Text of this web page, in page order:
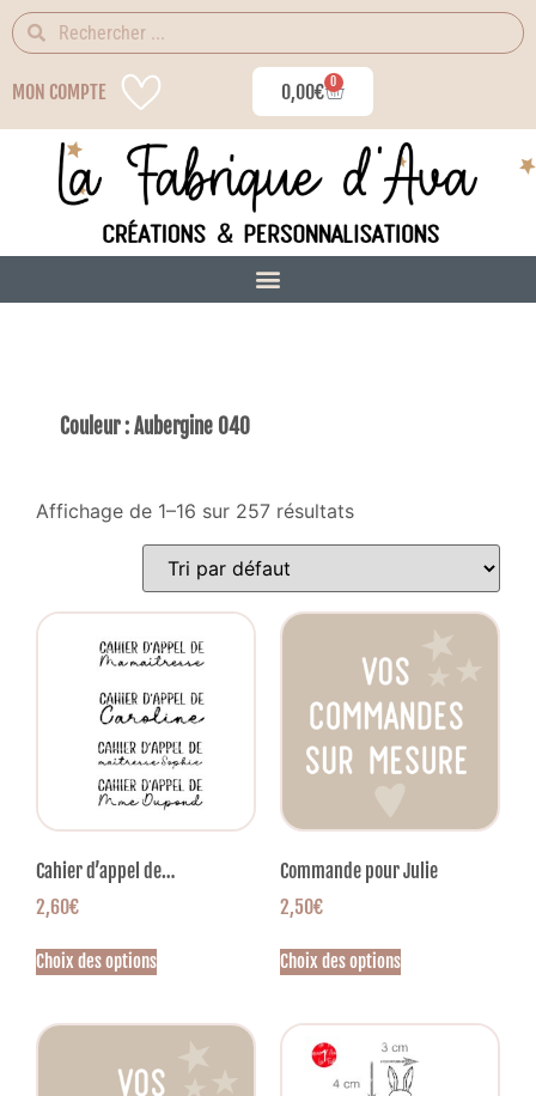
MON COMPTE 0,00€ 0
Couleur : Aubergine 040
Affichage de 1–16 sur 257 résultats
Cahier d’appel de…
2,60€
Choix des options
Commande pour Julie
2,50€
Choix des options